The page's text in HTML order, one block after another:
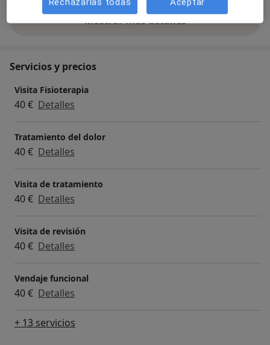
Mostrar más detalles
sobre la experiencia
Servicios y precios
Visita Fisioterapia
40 € Detalles
Tratamiento del dolor
40 € Detalles
Visita de tratamiento
40 € Detalles
Visita de revisión
40 € Detalles
Vendaje funcional
40 € Detalles
+ 13 servicios